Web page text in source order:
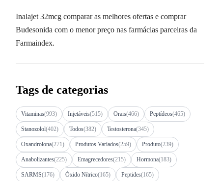
Inalajet 32mcg comparar as melhores ofertas e comprar
Budesonida com o menor preço nas farmácias parceiras da
Farmaindex.
Tags de categorias
Vitaminas(993) Injetáveis(515) Orais(466) Peptídeos(465)
Stanozolol(402) Todos(382) Testosterona(345)
Oxandrolona(271) Produtos Variados(259) Produto(239)
Anabolizantes(225) Emagrecedores(215) Hormona(183)
SARMS(176) Óxido Nítrico(165) Peptides(165)